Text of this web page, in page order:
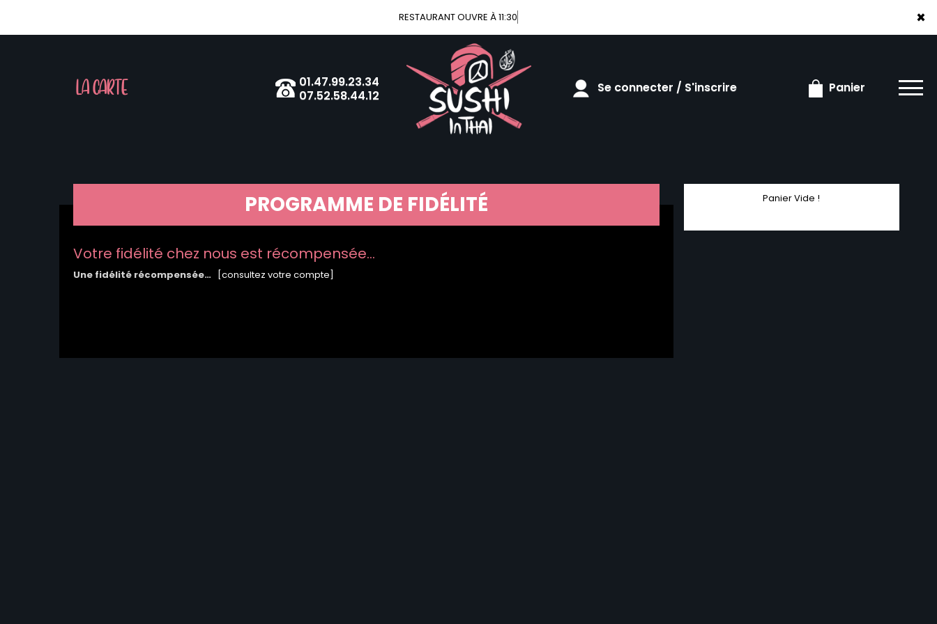
×
RESTAURANT OUVRE À 11:30
LA CARTE
01.47.99.23.34
07.52.58.44.12
Se connecter / S'inscrire Panier
×
PROGRAMME DE FIDÉLITÉ
Votre fidélité chez nous est récompensée…
Une fidélité récompensée… [consultez votre compte]
Panier Vide !